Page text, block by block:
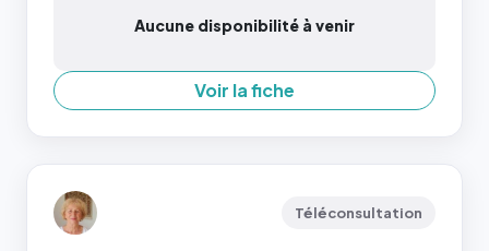
Aucune disponibilité à venir
Voir la fiche
Téléconsultation